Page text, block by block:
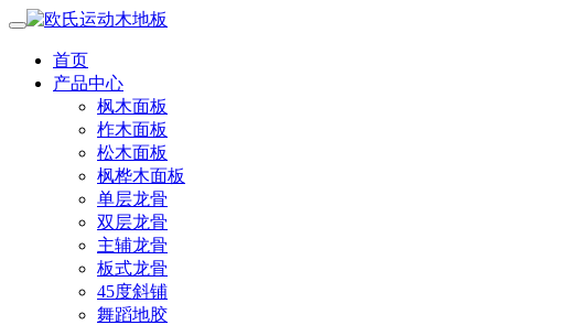
首页
产品中心
枫木面板
柞木面板
松木面板
枫桦木面板
单层龙骨
双层龙骨
主辅龙骨
板式龙骨
45度斜铺
舞蹈地胶